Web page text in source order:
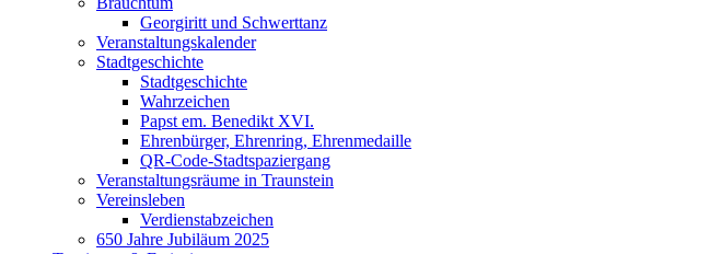
Georgiritt und Schwerttanz
Veranstaltungskalender
Stadtgeschichte
Stadtgeschichte
Wahrzeichen
Papst em. Benedikt XVI.
Ehrenbürger, Ehrenring, Ehrenmedaille
QR-Code-Stadtspaziergang
Veranstaltungsräume in Traunstein
Vereinsleben
Verdienstabzeichen
650 Jahre Jubiläum 2025